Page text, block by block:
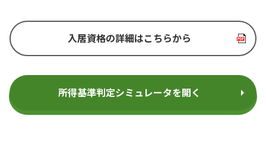
入居資格の詳細はこちらから
所得基準判定シミュレータを開く